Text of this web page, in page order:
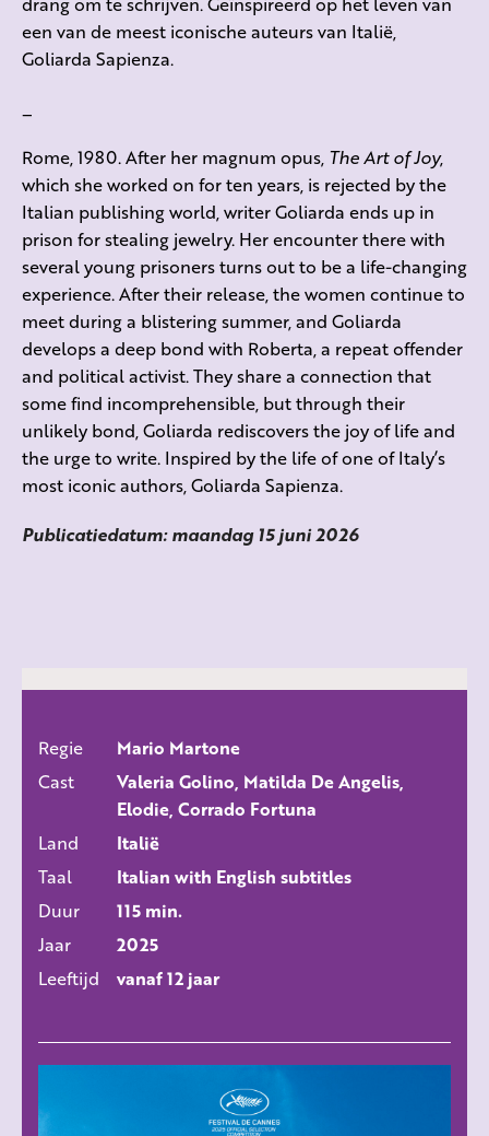
een van de meest iconische auteurs van Italië,
Goliarda Sapienza.
Rome, 1980. After her magnum opus, The Art of Joy,
which she worked on for ten years, is rejected by the
Italian publishing world, writer Goliarda ends up in
prison for stealing jewelry. Her encounter there with
several young prisoners turns out to be a life-changing
experience. After their release, the women continue to
meet during a blistering summer, and Goliarda
develops a deep bond with Roberta, a repeat offender
and political activist. They share a connection that
some find incomprehensible, but through their
unlikely bond, Goliarda rediscovers the joy of life and
the urge to write. Inspired by the life of one of Italy’s
most iconic authors, Goliarda Sapienza.
Publicatiedatum: maandag 15 juni 2026
Regie
Mario Martone
Cast
Valeria Golino, Matilda De Angelis,
Elodie, Corrado Fortuna
Land
Italië
Taal
Italian with English subtitles
Duur
115 min.
Jaar
2025
Leeftijd
vanaf 12 jaar